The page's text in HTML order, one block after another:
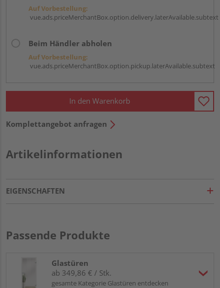
Auf Vorbestellung:
vue.ads.priceMerchantBox.option.delivery.laterAvailable.subtext
Beim Händler abholen
Auf Vorbestellung:
vue.ads.priceMerchantBox.option.pickup.laterAvailable.subtext
In den Warenkorb
Komplettangebot anfragen
Artikelinformationen
EIGENSCHAFTEN
Passende Produkte
Glastüren
ab 349,86 € / Stk.
gesamte Kategorie Glastüren entdecken